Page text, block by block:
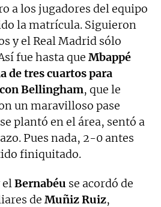
a los jugadores del equipo
la matrícula. Siguieron
y el Real Madrid sólo
fue hasta que Mbappé
de tres cuartos para
Bellingham, que le
un maravilloso pase
plantó en el área, sentó a
Pues nada, 2-0 antes
finiquitado.
elBernabéu se acordó de
de Muñiz Ruiz,